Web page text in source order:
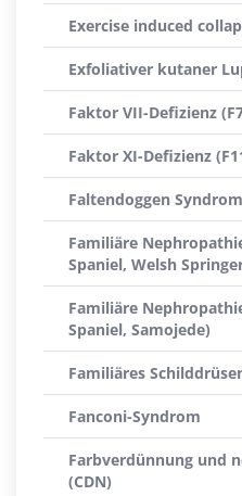
Exercise induced
Exfoliativer kutaner
Faktor VII-Defizienz
Faktor XI-Defizienz
Faltendoggen
Familiäre
Spaniel, Welsh
Familiäre
Spaniel, Samojede)
Familiäres
Fanconi-Syndrom
Farbverdünnung und
(CDN)